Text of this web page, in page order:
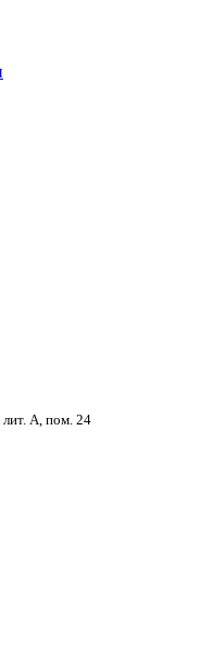
лит. А, пом. 24